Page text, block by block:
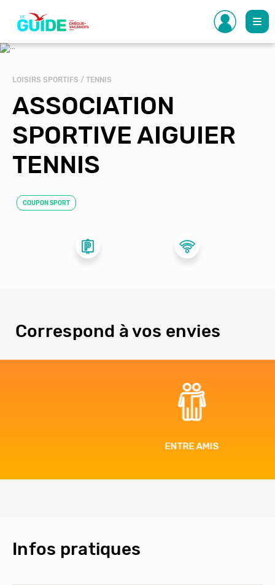
contenu
principal
LOISIRS SPORTIFS / TENNIS
ASSOCIATION
SPORTIVE AIGUIER
TENNIS
COUPON SPORT
Correspond à vos envies
Infos pratiques